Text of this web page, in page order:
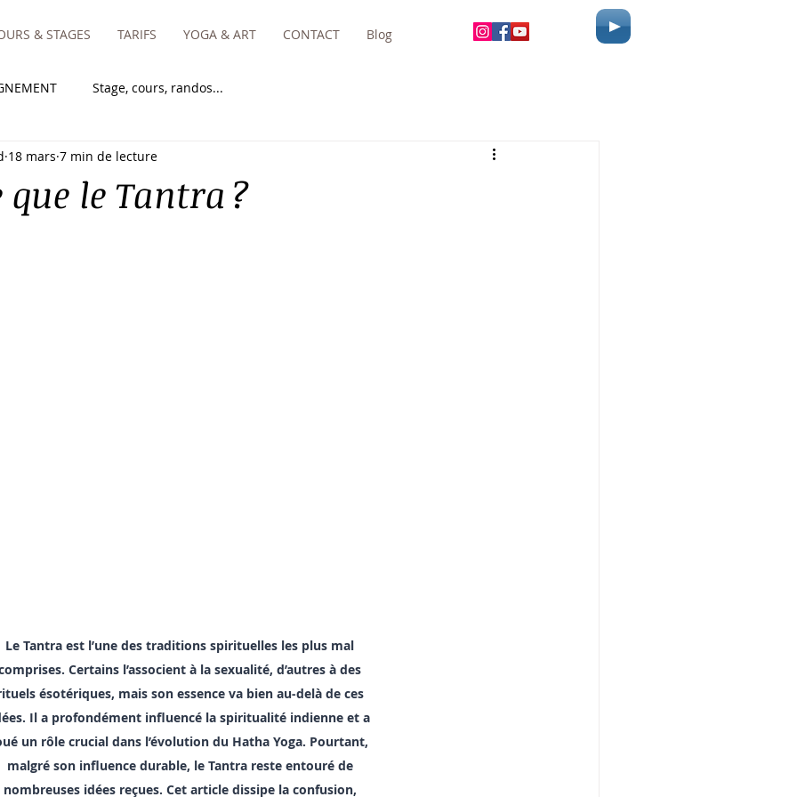
& STAGES TARIFS YOGA & ART CONTACT Blog
Stage, cours, randos...
que le Tantra ?
18 mars 7 min de lecture
Le Tantra est l’une des traditions spirituelles les plus mal
Certains l’associent à la sexualité, d’autres à des
ésotériques, mais son essence va bien au-delà de ces
Il a profondément influencé la spiritualité indienne et a
un rôle crucial dans l’évolution du Hatha Yoga. Pourtant,
malgré son influence durable, le Tantra reste entouré de
nombreuses idées reçues. Cet article dissipe la confusion,